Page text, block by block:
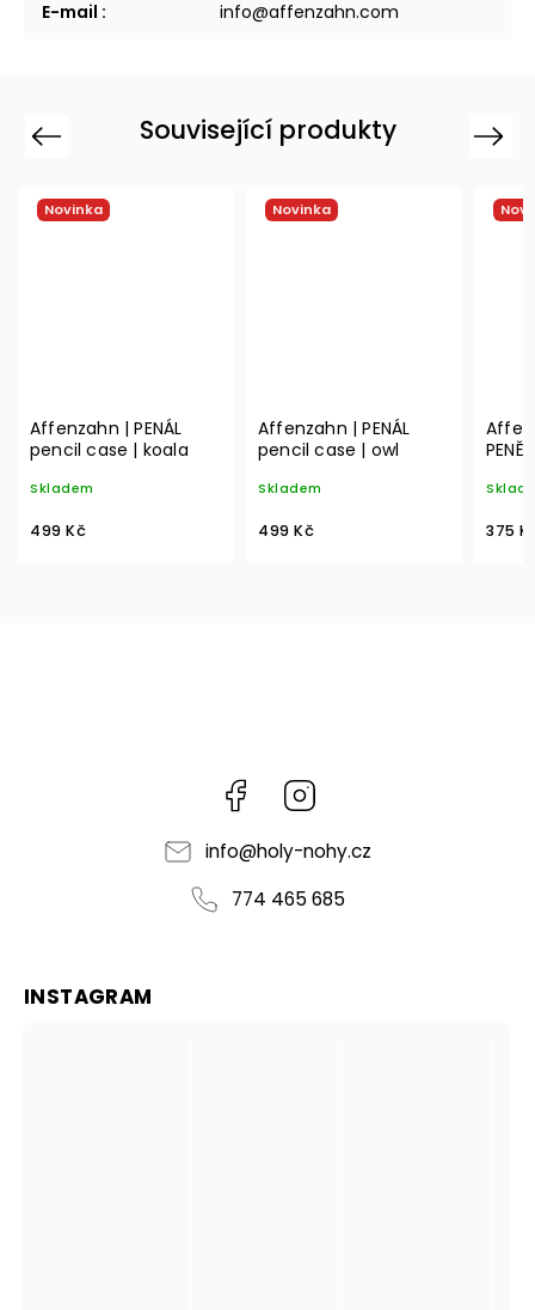
E-mail : info@affenzahn.com
Související produkty
Previous
Novinka
Affenzahn | PENÁL
pencil case | koala
Skladem
499 Kč
Novinka
Affenzahn | PENÁL
pencil case | owl
Skladem
499 Kč 375
Next
Facebook
info@holy-nohy.cz
774 465 685
INSTAGRAM